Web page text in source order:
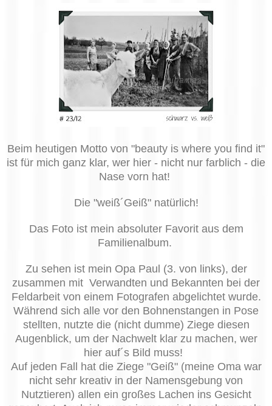
Beim heutigen Motto von "beauty is where you find it"
ist für mich ganz klar, wer hier - nicht nur farblich - die
Nase vorn hat!
Die "weiß´Geiß" natürlich!
Das Foto ist mein absoluter Favorit aus dem
Familienalbum.
Zu sehen ist mein Opa Paul (3. von links), der
zusammen mit Verwandten und Bekannten bei der
Feldarbeit von einem Fotografen abgelichtet wurde.
Während sich alle vor den Bohnenstangen in Pose
stellten, nutzte die (nicht dumme) Ziege diesen
Augenblick, um der Nachwelt klar zu machen, wer
hier auf´s Bild muss!
Auf jeden Fall hat die Ziege "Geiß" (meine Oma war
nicht sehr kreativ in der Namensgebung von
Nutztieren) allen ein großes Lachen ins Gesicht